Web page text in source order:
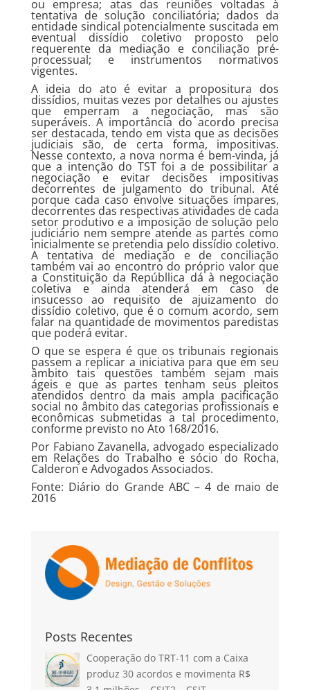
ou empresa; atas das reuniões voltadas à
tentativa de solução conciliatória; dados da
entidade sindical potencialmente suscitada em
eventual dissídio coletivo proposto pelo
requerente da mediação e conciliação pré-
processual; e instrumentos normativos
vigentes.
A ideia do ato é evitar a propositura dos
dissídios, muitas vezes por detalhes ou ajustes
que emperram a negociação, mas são
superáveis. A importância do acordo precisa
ser destacada, tendo em vista que as decisões
judiciais são, de certa forma, impositivas.
Nesse contexto, a nova norma é bem-vinda, já
que a intenção do TST foi a de possibilitar a
negociação e evitar decisões impositivas
decorrentes de julgamento do tribunal. Até
porque cada caso envolve situações ímpares,
decorrentes das respectivas atividades de cada
setor produtivo e a imposição de solução pelo
judiciário nem sempre atende as partes como
inicialmente se pretendia pelo dissídio coletivo.
A tentativa de mediação e de conciliação
também vai ao encontro do próprio valor que
a Constituição da Repúbllica dá à negociação
coletiva e ainda atenderá em caso de
insucesso ao requisito de ajuizamento do
dissídio coletivo, que é o comum acordo, sem
falar na quantidade de movimentos paredistas
que poderá evitar.
O que se espera é que os tribunais regionais
passem a replicar a iniciativa para que em seu
âmbito tais questões também sejam mais
ágeis e que as partes tenham seus pleitos
atendidos dentro da mais ampla pacificação
social no âmbito das categorias profissionais e
econômicas submetidas a tal procedimento,
conforme previsto no Ato 168/2016.
Por Fabiano Zavanella, advogado especializado
em Relações do Trabalho e sócio do Rocha,
Calderon e Advogados Associados.
Fonte: Diário do Grande ABC – 4 de maio de
2016
Posts Recentes
Cooperação do TRT-11 com a Caixa
produz 30 acordos e movimenta R$